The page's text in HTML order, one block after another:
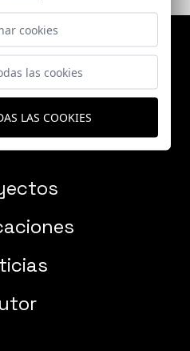
cookies
las cookies
LAS COOKIES